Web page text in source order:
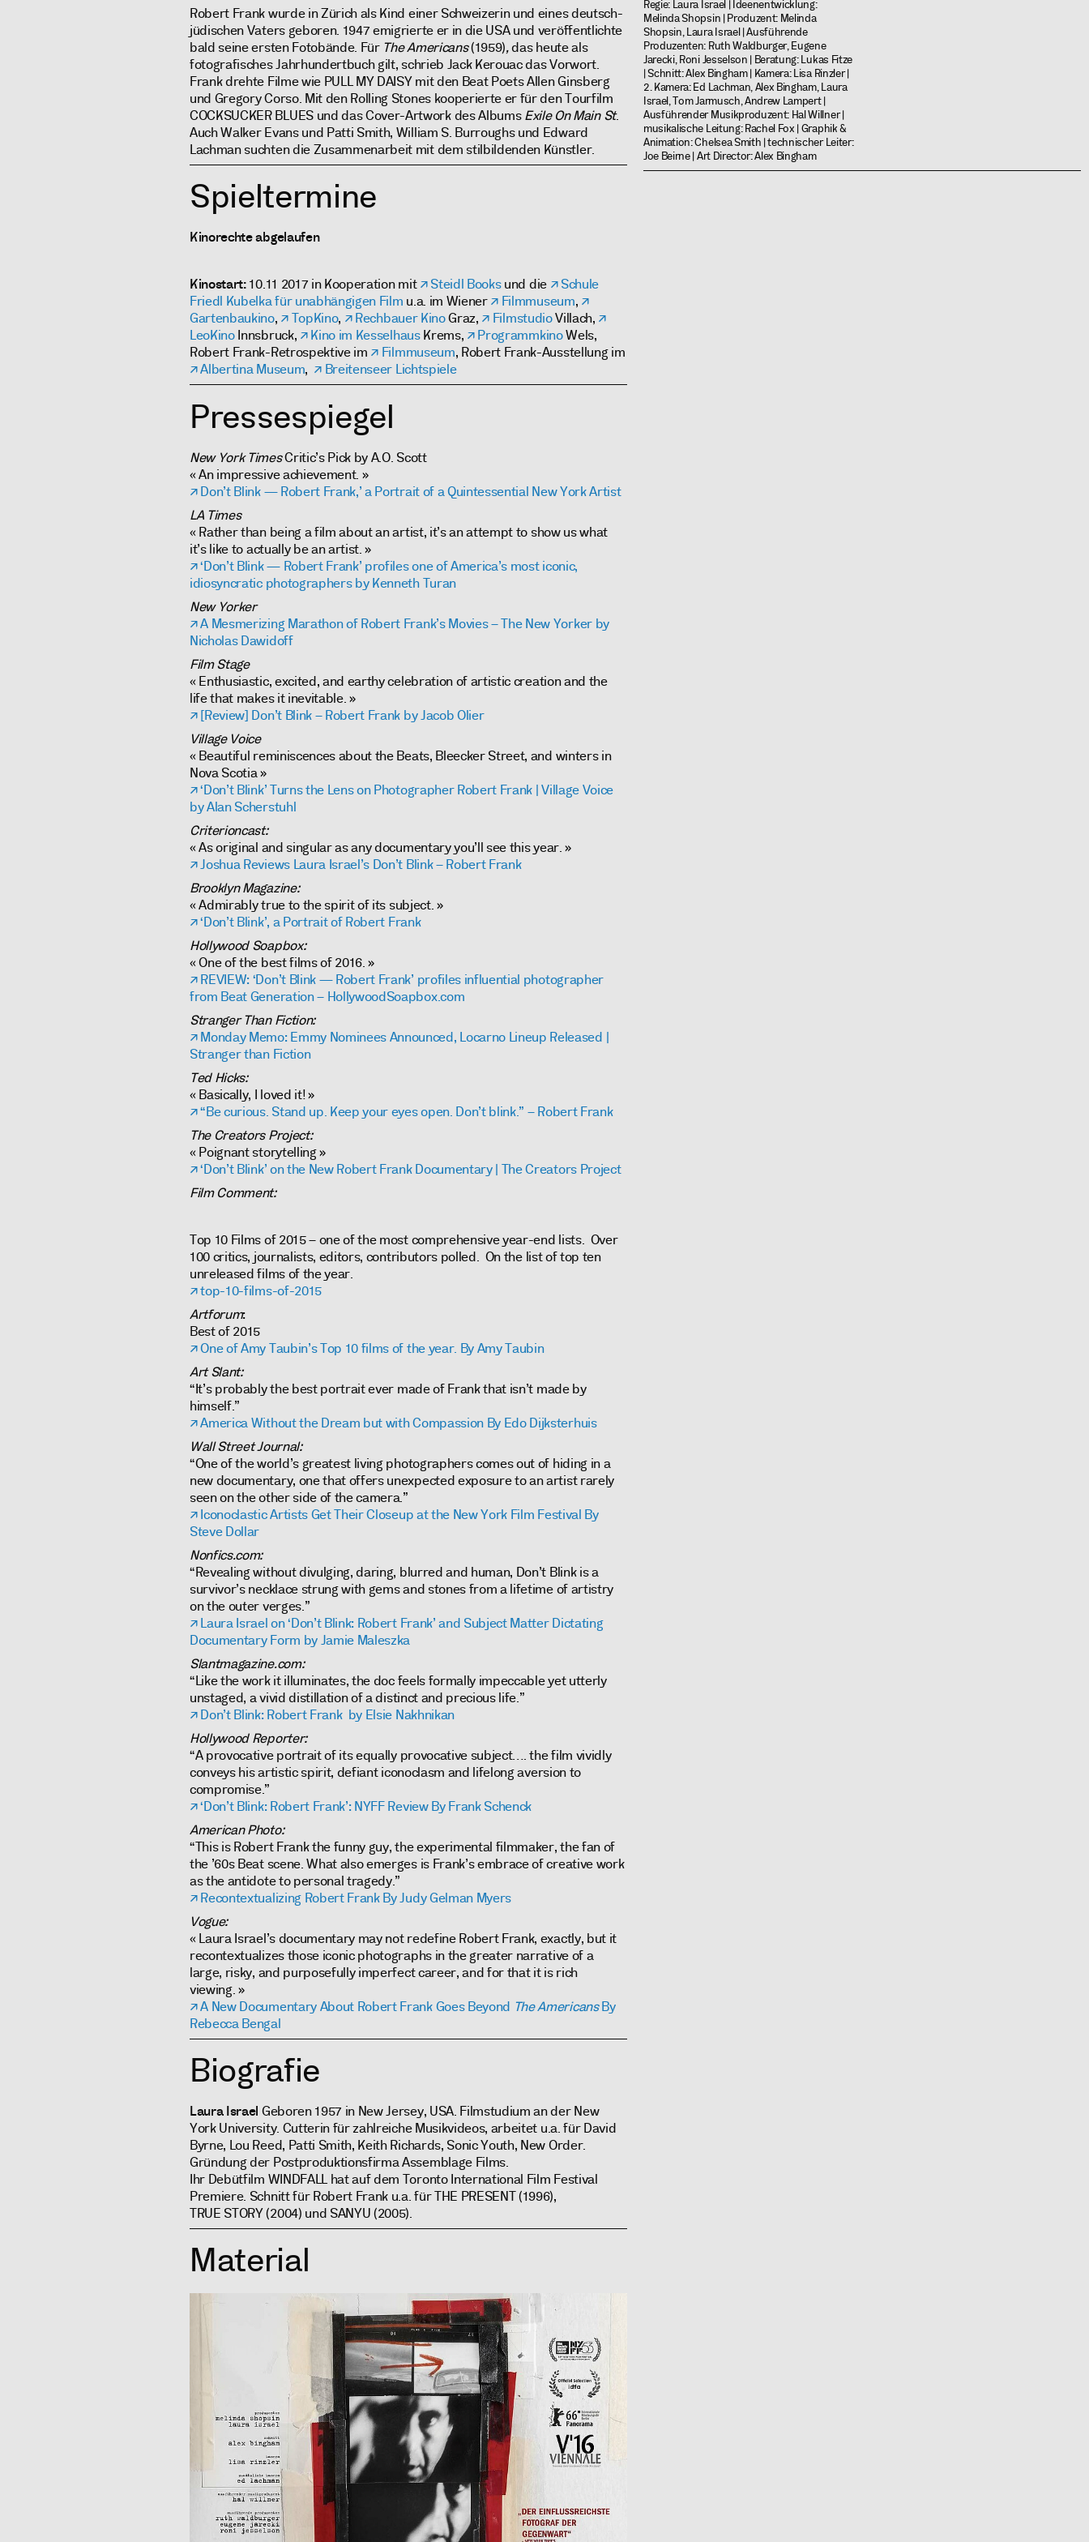
Regie: Laura Israel | Ideenentwicklung:
Melinda Shopsin | Produzent: Melinda
Shopsin, Laura Israel | Ausführende
Produzenten: Ruth Waldburger, Eugene
Jarecki, Roni Jesselson | Beratung: Lukas Fitze
| Schnitt: Alex Bingham | Kamera: Lisa Rinzler |
2. Kamera: Ed Lachman, Alex Bingham, Laura
Israel, Tom Jarmusch, Andrew Lampert |
Ausführender Musikproduzent: Hal Willner |
musikalische Leitung: Rachel Fox | Graphik &
Animation: Chelsea Smith | technischer Leiter:
Joe Beirne | Art Director: Alex Bingham
Robert Frank wurde in Zürich als Kind einer Schweizerin und eines deutsch-
jüdischen Vaters geboren. 1947 emigrierte er in die USA und veröffentlichte
bald seine ersten Fotobände. Für The Americans(1959),das heute als
fotografisches Jahrhundertbuch gilt, schrieb Jack Kerouac das Vorwort.
Frank drehte Filme wie PULL MY DAISY mit den Beat Poets Allen Ginsberg
und Gregory Corso. Mit den Rolling Stones kooperierte er für den Tourfilm
COCKSUCKER BLUES und das Cover-Artwork des AlbumsExile On Main St.
Auch Walker Evans und Patti Smith, William S. Burroughs und Edward
Lachman suchten die Zusammenarbeit mit dem stilbildenden Künstler.
Spieltermine
Kinorechte abgelaufen
Kinostart:10.11 2017 in Kooperation mit Steidl Booksund die
Schule
Friedl Kubelka für unabhängigen Film u.a. im Wiener Filmmuseum,
Gartenbaukino, TopKino, Rechbauer KinoGraz, FilmstudioVillach,
LeoKinoInnsbruck, Kino im KesselhausKrems, ProgrammkinoWels,
Robert Frank-Retrospektive im
Filmmuseum, Robert Frank-Ausstellung im
Albertina Museum, Breitenseer Lichtspiele
Pressespiegel
New York TimesCritic’s Pick by A.O. Scott
« An impressive achievement. »
Don’t Blink — Robert Frank,’ a Portrait of a Quintessential New York Artist
LA Times
« Rather than being a film about an artist, it’s an attempt to show us what
it’s like to actually be an artist. »
‘Don’t Blink — Robert Frank’ profiles one of America’s most iconic,
idiosyncratic photographers by Kenneth Turan
New Yorker
A Mesmerizing Marathon of Robert Frank’s Movies – The New Yorker by
Nicholas Dawidoff
Film Stage
« Enthusiastic, excited, and earthy celebration of artistic creation and the
life that makes it inevitable. »
[Review] Don’t Blink – Robert Frank by Jacob Olier
Village Voice
« Beautiful reminiscences about the Beats, Bleecker Street, and winters in
Nova Scotia »
‘Don’t Blink’ Turns the Lens on Photographer Robert Frank | Village Voice
by Alan Scherstuhl
Criterioncast:
« As original and singular as any documentary you’ll see this year. »
Joshua Reviews Laura Israel’s Don’t Blink – Robert Frank
Brooklyn Magazine:
« Admirably true to the spirit of its subject. »
‘Don’t Blink’, a Portrait of Robert Frank
Hollywood Soapbox:
« One of the best films of 2016. »
REVIEW: ‘Don’t Blink — Robert Frank’ profiles influential photographer
from Beat Generation – HollywoodSoapbox.com
Stranger Than Fiction:
Monday Memo: Emmy Nominees Announced, Locarno Lineup Released |
Stranger than Fiction
Ted Hicks:
« Basically, I loved it! »
“Be curious. Stand up. Keep your eyes open. Don’t blink.” – Robert Frank
The Creators Project:
« Poignant storytelling »
‘Don’t Blink’ on the New Robert Frank Documentary | The Creators Project
Film Comment:
Top 10 Films of 2015 – one of the most comprehensive year-end lists. Over
100 critics, journalists, editors, contributors polled. On the list of top ten
unreleased films of the year.
top-10-films-of-2015
Artforum:
Best of 2015
One of Amy Taubin’s Top 10 films of the year. By Amy Taubin
Art Slant:
“It’s probably the best portrait ever made of Frank that isn’t made by
himself.”
America Without the Dream but with Compassion By Edo Dijksterhuis
Wall Street Journal:
“One of the world’s greatest living photographers comes out of hiding in a
new documentary, one that offers unexpected exposure to an artist rarely
seen on the other side of the camera.”
Iconoclastic Artists Get Their Closeup at the New York Film Festival By
Steve Dollar
Nonfics.com:
“Revealing without divulging, daring, blurred and human, Don’t Blink is a
survivor’s necklace strung with gems and stones from a lifetime of artistry
on the outer verges.”
Laura Israel on ‘Don’t Blink: Robert Frank’ and Subject Matter Dictating
Documentary Form by Jamie Maleszka
Slantmagazine.com:
“Like the work it illuminates, the doc feels formally impeccable yet utterly
unstaged, a vivid distillation of a distinct and precious life.”
Don’t Blink: Robert Frank by Elsie Nakhnikan
Hollywood Reporter:
“A provocative portrait of its equally provocative subject…. the film vividly
conveys his artistic spirit, defiant iconoclasm and lifelong aversion to
compromise.”
‘Don’t Blink: Robert Frank’: NYFF Review By Frank Schenck
American Photo:
“This is Robert Frank the funny guy, the experimental filmmaker, the fan of
the ’60s Beat scene. What also emerges is Frank’s embrace of creative work
as the antidote to personal tragedy.”
Recontextualizing Robert Frank By Judy Gelman Myers
Vogue:
« Laura Israel’s documentary may not redefine Robert Frank, exactly, but it
recontextualizes those iconic photographs in the greater narrative of a
large, risky, and purposefully imperfect career, and for that it is rich
viewing. »
A New Documentary About Robert Frank Goes Beyond The AmericansBy
Rebecca Bengal
Biografie
Laura Israel Geboren 1957 in New Jersey, USA. Filmstudium an der New
York University. Cutterin für zahlreiche Musikvideos, arbeitet u.a. für David
Byrne, Lou Reed, Patti Smith, Keith Richards, Sonic Youth, New Order.
Gründung der Postproduktionsfirma Assemblage Films.
Ihr Debütfilm WINDFALL hat auf dem Toronto International Film Festival
Premiere. Schnitt für Robert Frank u.a. für THE PRESENT (1996),
TRUE STORY (2004) und SANYU (2005).
Material